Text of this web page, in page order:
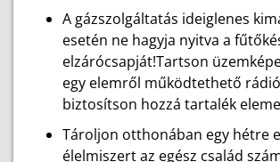
A gázszolgáltatás ideiglenes
esetén ne hagyja nyitva a
elzárócsapját!Tartson
egy elemről működtethető
biztosítson hozzá tartalék
Tároljon otthonában egy hétre
élelmiszert az egész család